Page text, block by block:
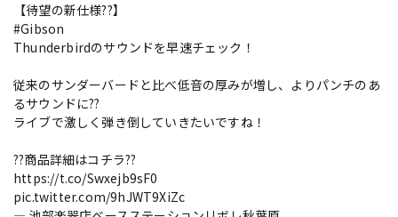
【待望の新仕様??】
#Gibson
Thunderbirdのサウンドを早速チェック！
従来のサンダーバードと比べ低音の厚みが増し、よりパンチのあ
るサウンドに??
ライブで激しく弾き倒していきたいですね！
??商品詳細はコチラ??
https://t.co/Swxejb9sF0
pic.twitter.com/9hJWT9XiZc